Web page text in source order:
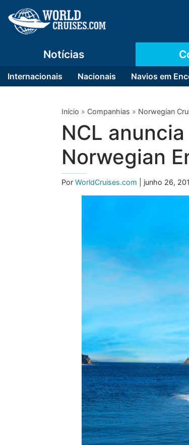
Notícias
Internacionais Nacionais Navios em
Início » Companhias » Norwegian
NCL
Norwegian
Por WorldCruises.com | junho 26,